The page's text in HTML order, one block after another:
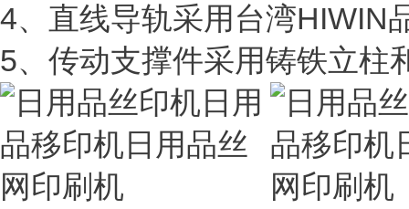
4、直线导轨采用台湾HIWIN
5、传动支撑件采用铸铁立柱